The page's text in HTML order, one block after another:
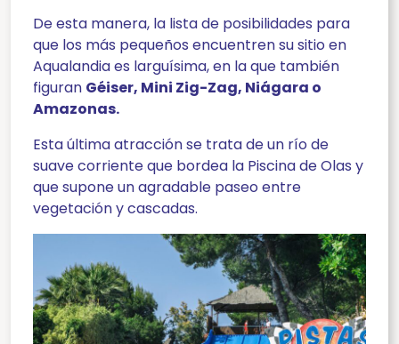
De esta manera, la lista de posibilidades para
que los más pequeños encuentren su sitio en
Aqualandia es larguísima, en la que también
figuran Géiser, Mini Zig-Zag, Niágara o
Amazonas.
Esta última atracción se trata de un río de
suave corriente que bordea la Piscina de Olas y
que supone un agradable paseo entre
vegetación y cascadas.